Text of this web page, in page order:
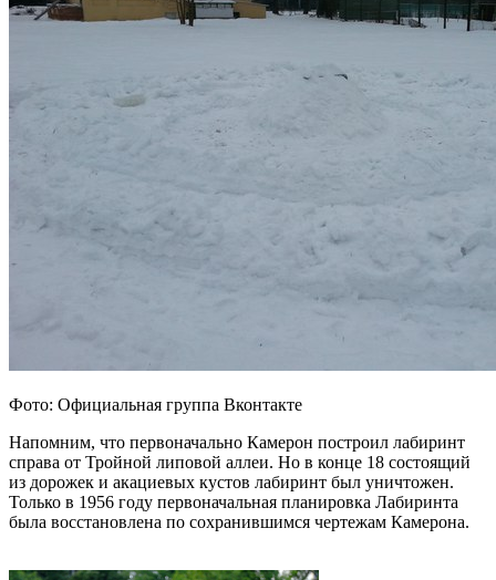
Фото: Официальная группа Вконтакте
Напомним, что первоначально Камерон построил лабиринт
справа от Тройной липовой аллеи. Но в конце 18 состоящий
из дорожек и акациевых кустов лабиринт был уничтожен.
Только в 1956 году первоначальная планировка Лабиринта
была восстановлена по сохранившимся чертежам Камерона.